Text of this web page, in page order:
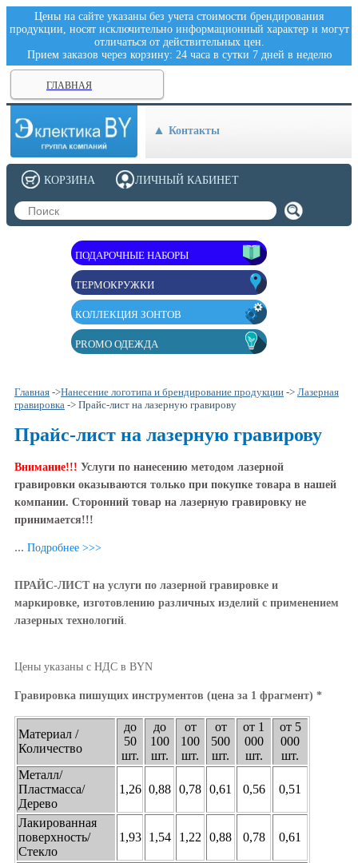
Цены на сайте указаны без учета стоимости брендирования
продукции, носят исключительно информационный характер и могут
отличаться от действительных цен.
Прием заказов через корзину: 24 часа в сутки 7 дней в неделю
ГЛАВНАЯ
Контакты
ПОДАРОЧНЫЕ НАБОРЫ
ТЕРМОКРУЖКИ
КОЛЛЕКЦИЯ ЗОНТОВ
PROMO ОДЕЖДА
Главная ->Нанесение логотипа и брендирование продукции -> Лазерная
гравировка -> Прайс-лист на лазерную гравирову
Прайс-лист на лазерную гравирову
Внимание!!! Услуги по нанесению методом лазерной
гравировки оказываются только при покупке товара в нашей
компании. Сторонний товар на лазерную гравировку не
принимается!!!
... Подробнее >>>
ПРАЙС-ЛИСТ на услуги по лазерной гравировке и
маркировке, изготовлению различных изделий с применением
лазерных технологий.
Цены указаны c НДС в BYN
Гравировка пишущих инструментов (цена за 1 фрагмент) *
Материал /
Количество
до
50
шт.
до
100
шт.
от
100
шт.
от
500
шт.
от 1
000
шт.
от 5
000
шт.
Металл/
Пластмасса/
Дерево
1,26 0,88 0,78 0,61 0,56 0,51
Лакированная
поверхность/
Стекло
1,93 1,54 1,22 0,88 0,78 0,61
ЛИЧНЫЙ КАБИНЕТ
КОРЗИНА